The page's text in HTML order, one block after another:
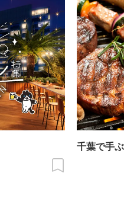
千葉で手